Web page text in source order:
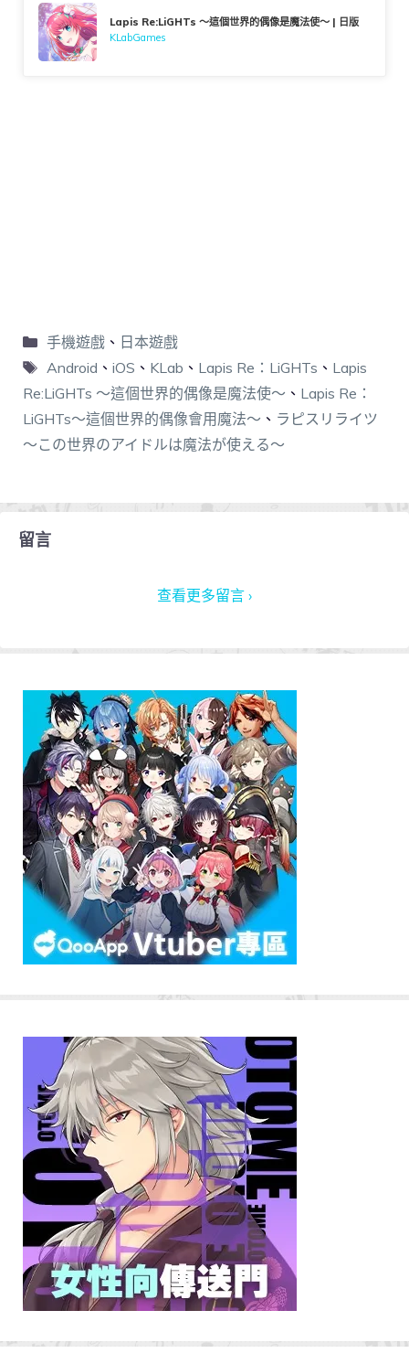
Lapis Re:LiGHTs ～這個世界的偶像是魔法使～ | 日版
KLabGames
手機遊戲、 日本遊戲
Android 、 iOS 、 KLab 、 Lapis Re：LiGHTs 、 Lapis
Re:LiGHTs ～這個世界的偶像是魔法使～ 、 Lapis Re：
LiGHTs～這個世界的偶像會用魔法～ 、 ラピスリライツ
～この世界のアイドルは魔法が使える～
留言
查看更多留言 ›